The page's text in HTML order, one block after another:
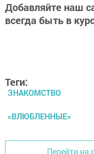
Добавляйте наш
всегда быть в
Теги:
ЗНАКОМСТВО
«ВЛЮБЛЕННЫЕ»
Перейти на